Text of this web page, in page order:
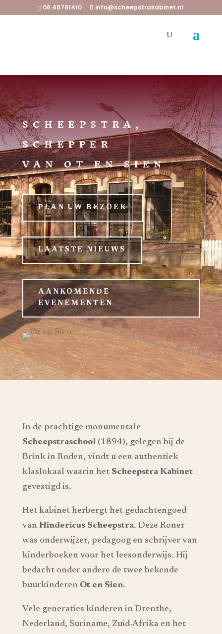
06 46791410 info@scheepstrakabinet.nl
SCHEEPSTRA,
SCHEPPER
VAN OT EN SIEN
PLAN UW BEZOEK
LAATSTE NIEUWS
AANKOMENDE
EVENEMENTEN
In de prachtige monumentale
Scheepstraschool(1894), gelegen bij de
Brink in Roden, vindt u een authentiek
klaslokaal waarin het Scheepstra Kabinet
gevestigd is.
Het kabinet herbergt het gedachtengoed
van Hindericus Scheepstra. Deze Roner
was onderwijzer, pedagoog en schrijver van
kinderboeken voor het leesonderwijs. Hij
bedacht onder andere de twee bekende
buurkinderen Ot en Sien.
Vele generaties kinderen in Drenthe,
Nederland, Suriname, Zuid-Afrika en het